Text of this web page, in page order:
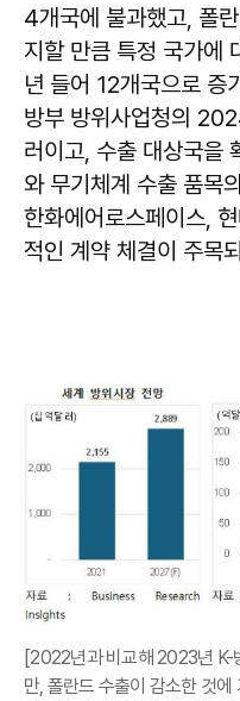
4개국에 불과했고, 폴
지할 만큼 특정 국가에
년 들어 12개국으로 증
방부 방위사업청의
러이고, 수출 대상국을
와 무기체계 수출 품목
한화에어로스페이스,
적인 계약 체결이 주목
[2022년과 비교해 2023년 K-
만, 폴란드 수출이 감소한 것에